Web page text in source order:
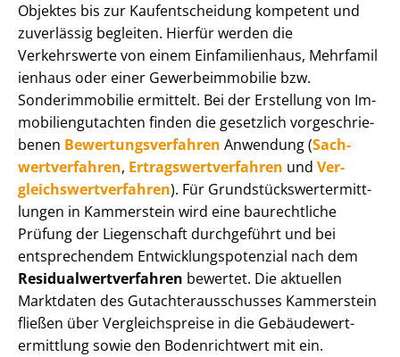
Objektes bis zur Kauf­ent­schei­dung kompetent und
zuverlässig begleiten. Hierfür werden die
Verkehrswerte von einem Einfamilienhaus, Mehr­fa­mi­l
i­en­haus oder einer Ge­wer­be­im­mo­bi­lie bzw.
Sonderimmobilie ermittelt. Bei der Erstellung von Im­
mo­bi­li­en­gut­ach­ten finden die gesetzlich vor­ge­schrie­
be­nen Be­wer­tungs­ver­fah­ren Anwendung (Sach­
wert­ver­fah­ren, Er­trags­wert­ver­fah­ren und Ver­
gleichs­wert­ver­fah­ren). Für Grund­stücks­wert­ermitt­
lun­gen in Kammerstein wird eine baurechtliche
Prüfung der Liegenschaft durchgeführt und bei
entsprechendem Ent­wick­lungs­po­ten­zi­al nach dem
Re­si­du­al­wert­ver­fah­ren bewertet. Die aktuellen
Marktdaten des Gut­ach­ter­aus­schus­ses Kammerstein
fließen über Ver­gleichs­prei­se in die Ge­bäu­de­wert­
ermitt­lung sowie den Bodenrichtwert mit ein.